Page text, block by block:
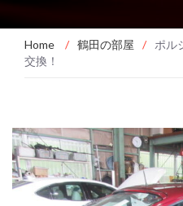
Home / 鶴田の部屋 /
ポル
交換！